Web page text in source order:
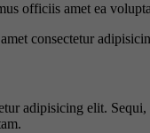
officiis amet ea
consectetur
adipisicing elit.